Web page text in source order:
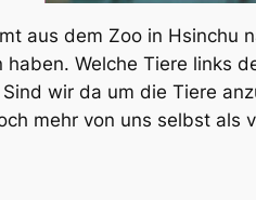
aus dem Zoo in Hsinchu
haben. Welche Tiere links
wir da um die Tiere
mehr von uns selbst als